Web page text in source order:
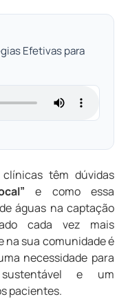
Efetivas para
têm dúvidas
e como essa
águas na captação
cada vez mais
na sua comunidade é
necessidade para
e um
pacientes.